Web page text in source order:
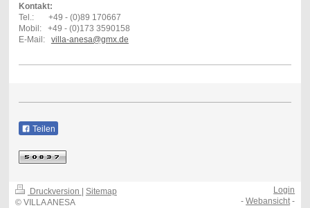
Kontakt:
Tel.: +49 - (0)89 170667
Mobil: +49 - (0)173 3590158
E-Mail: villa-anesa@gmx.de
Teilen
Druckversion | Sitemap
© VILLA ANESA
Login
-Webansicht -